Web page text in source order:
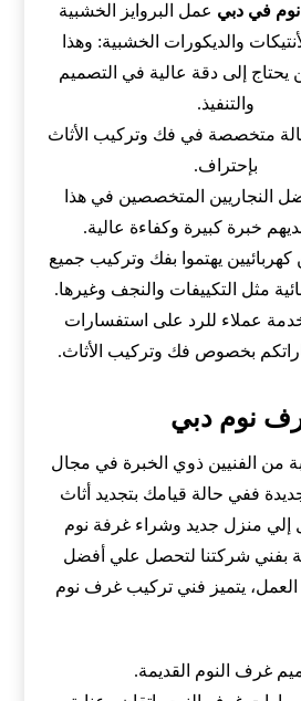
في دبي عمل البروايز الخشبية
والديكورات الخشبية: وهذا
يحتاج إلى دقة عالية في التصميم
والتنفيذ.
متخصصة في فك وتركيب الأثاث
بإحتراف.
النجاريين المتخصصين في هذا
خبرة كبيرة وكفاءة عالية.
كهربائيين يهتموا بفك وتركيب جميع
مثل التكييفات والنجف وغيرها.
عملاء للرد على استفسارات
بخصوص فك وتركيب الأثاث.
نوم دبي
من الفنيين ذوي الخبرة في مجال
ففي حالة قيامك بتجديد أثاث
إلي منزل جديد وشراء غرفة نوم
بفني شركتنا لتحصل علي أفضل
العمل، يتميز فني تركيب غرف نوم
غرف النوم القديمة.